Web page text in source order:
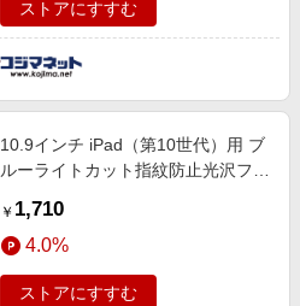
ストアにすすむ
10.9インチ iPad（第10世代）用 ブ
ルーライトカット指紋防止光沢フィ
￥ 1,710
4.0%
ストアにすすむ